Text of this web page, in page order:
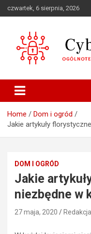
to
czwartek, 6 sierpnia, 2026
Home
Dom i ogród
Jakie artykuły
DOM I OGRÓD
Jakie
niezbędne w
27 maja, 2020 Redakcja